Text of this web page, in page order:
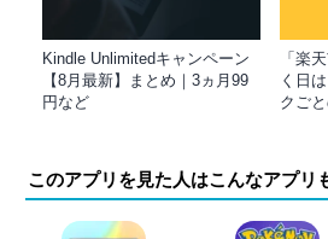
Kindle Unlimitedキャンペーン
【8月最新】まとめ｜3ヵ月99
円など
「楽
く日
クご
このアプリを見た人はこんなアプリ